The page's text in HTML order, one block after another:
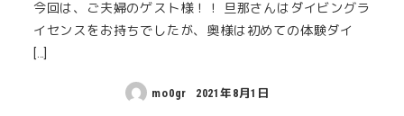
今回は、ご夫婦のゲスト様！！ 旦那さんはダイビングラ
イセンスをお持ちでしたが、奥様は初めての体験ダイ
[…]
mo0gr 2021年8月1日